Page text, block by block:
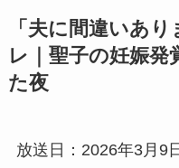
「夫に間違いあ
レ｜聖子の妊娠発
た夜
放送日：2026年3月9